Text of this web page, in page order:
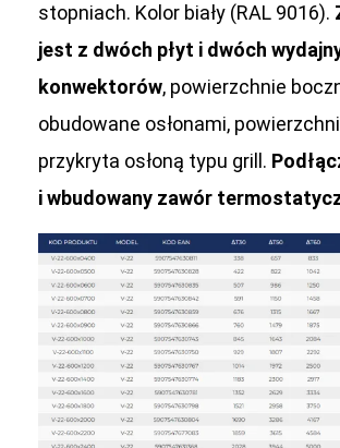
stopniach. Kolor biały (RAL 9016).
jest z dwóch płyt i dwóch
konwektorów, powierzchnie
obudowane osłonami,
przykryta osłoną typu grill.
i wbudowany zawór